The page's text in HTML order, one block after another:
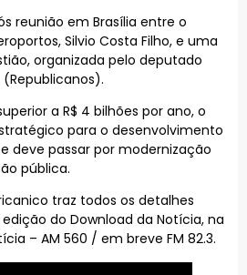
reunião em Brasília entre o
Silvio Costa Filho, e uma
organizada pelo deputado
a R$ 4 bilhões por ano, o
para o desenvolvimento
deve passar por modernização
pública.
traz todos os detalhes
do Download da Notícia, na
– AM 560 / em breve FM 82.3.